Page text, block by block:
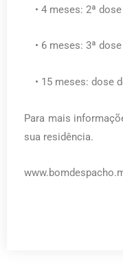
• 4 meses: 2ª dose
• 6 meses: 3ª dose
• 15 meses: dose
Para mais
sua residência.